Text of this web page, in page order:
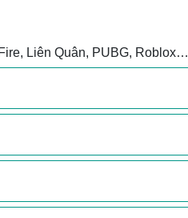
Liên Quân, PUBG, Roblox…